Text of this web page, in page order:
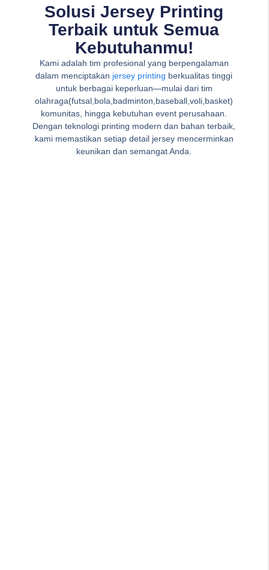
Solusi Jersey Printing
Terbaik untuk Semua
Kebutuhanmu!
Kami adalah tim profesional yang berpengalaman
dalam menciptakan jersey printing berkualitas tinggi
untuk berbagai keperluan—mulai dari tim
olahraga(futsal,bola,badminton,baseball,voli,basket)
komunitas, hingga kebutuhan event perusahaan.
Dengan teknologi printing modern dan bahan terbaik,
kami memastikan setiap detail jersey mencerminkan
keunikan dan semangat Anda.